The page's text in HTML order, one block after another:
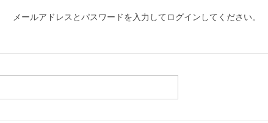
メールアドレスとパスワードを入力してログインしてください。